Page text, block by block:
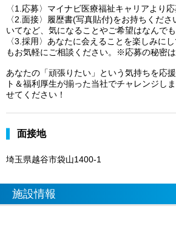
〈1.応募〉マイナビ医療福祉キャリアより応
〈2.面接〉履歴書(写真貼付)をお持ちくだ
いてなど、気になることやご希望はなんで
〈3.採用〉あなたに会えることを楽しみに
もお気軽にご相談ください。※応募の秘密は
あなたの「頑張りたい」という気持ちを応
ト＆福利厚生が揃った当社でチャレンジし
せてください！
面接地
埼玉県越谷市袋山1400-1
施設情報